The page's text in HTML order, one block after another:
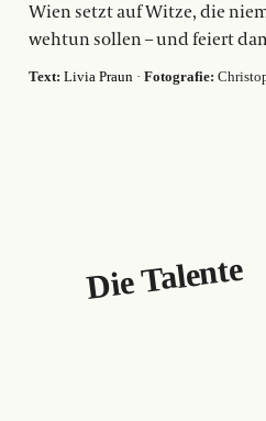
Wien setzt auf Witze, die
wehtun sollen – und feiert
Text: Livia Praun · Fotografie:
Die Talente